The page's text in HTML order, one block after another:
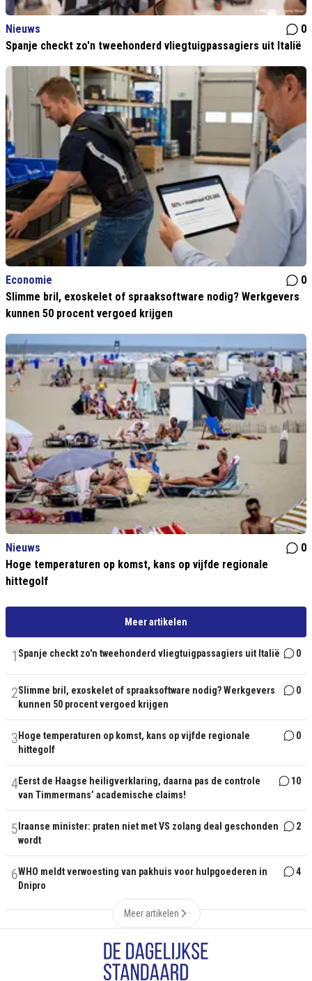
Nieuws
0
Spanje checkt zo'n tweehonderd vliegtuigpassagiers uit Italië
Economie
0
Slimme bril, exoskelet of spraaksoftware nodig? Werkgevers
kunnen 50 procent vergoed krijgen
Nieuws
0
Hoge temperaturen op komst, kans op vijfde regionale
hittegolf
Meer artikelen
1 Spanje checkt zo'n tweehonderd vliegtuigpassagiers uit Italië 0
2Slimme bril, exoskelet of spraaksoftware nodig? Werkgevers
kunnen 50 procent vergoed krijgen
0
3 Hoge temperaturen op komst, kans op vijfde regionale
hittegolf
0
4Eerst de Haagse heiligverklaring, daarna pas de controle
van Timmermans’ academische claims!
10
5 Iraanse minister: praten niet met VS zolang deal geschonden
wordt
2
6WHO meldt verwoesting van pakhuis voor hulpgoederen in
Dnipro
4
Meer artikelen